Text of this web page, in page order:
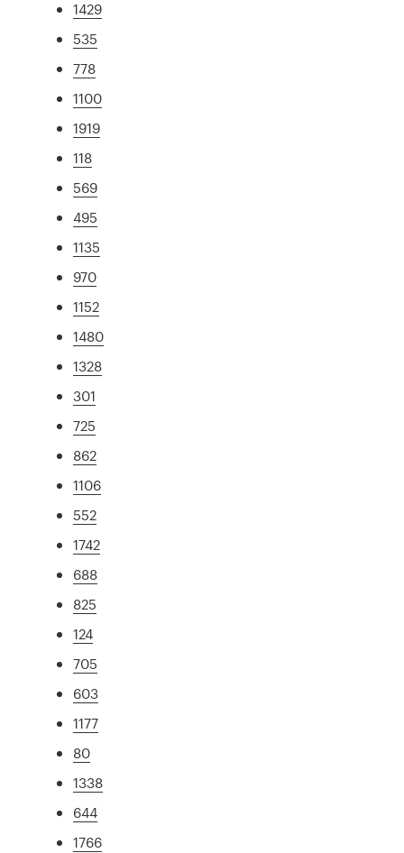
1429
535
778
1100
1919
118
569
495
1135
970
1152
1480
1328
301
725
862
1106
552
1742
688
825
124
705
603
1177
80
1338
644
1766